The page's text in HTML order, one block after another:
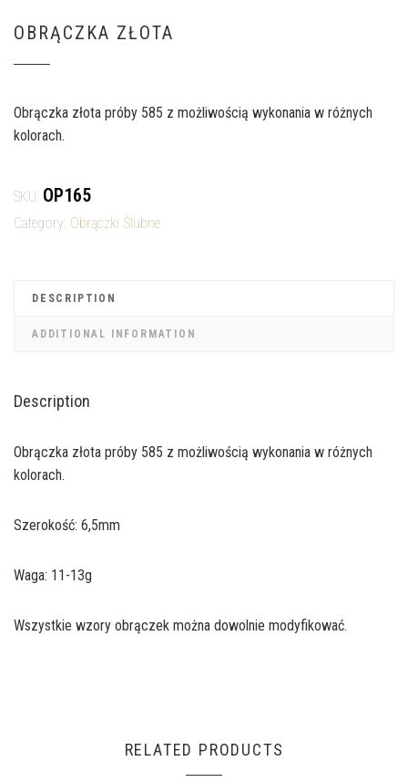
OBRĄCZKA ZŁOTA
Obrączka złota próby 585 z możliwością wykonania w różnych
kolorach.
SKU: OP165
Category: Obrączki Ślubne
DESCRIPTION
ADDITIONAL INFORMATION
Description
Obrączka złota próby 585 z możliwością wykonania w różnych
kolorach.
Szerokość: 6,5mm
Waga: 11-13g
Wszystkie wzory obrączek można dowolnie modyfikować.
RELATED PRODUCTS